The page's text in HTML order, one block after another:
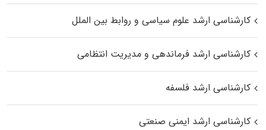
کارشناسی ارشد علوم سیاسی و روابط بین الملل
کارشناسی ارشد فرماندهی و مدیریت انتظامی
کارشناسی ارشد فلسفه
کارشناسی ارشد ایمنی صنعتی